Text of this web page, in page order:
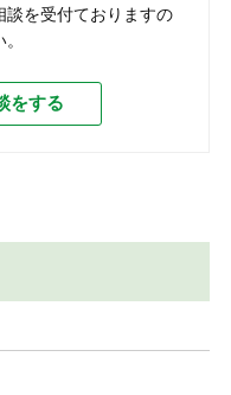
談を受付ておりますの
をする